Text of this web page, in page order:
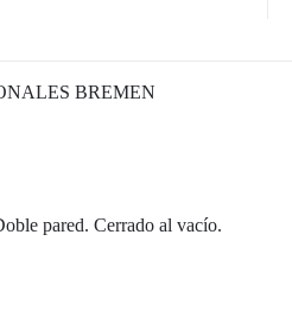
BREMEN
pared. Cerrado al vacío.